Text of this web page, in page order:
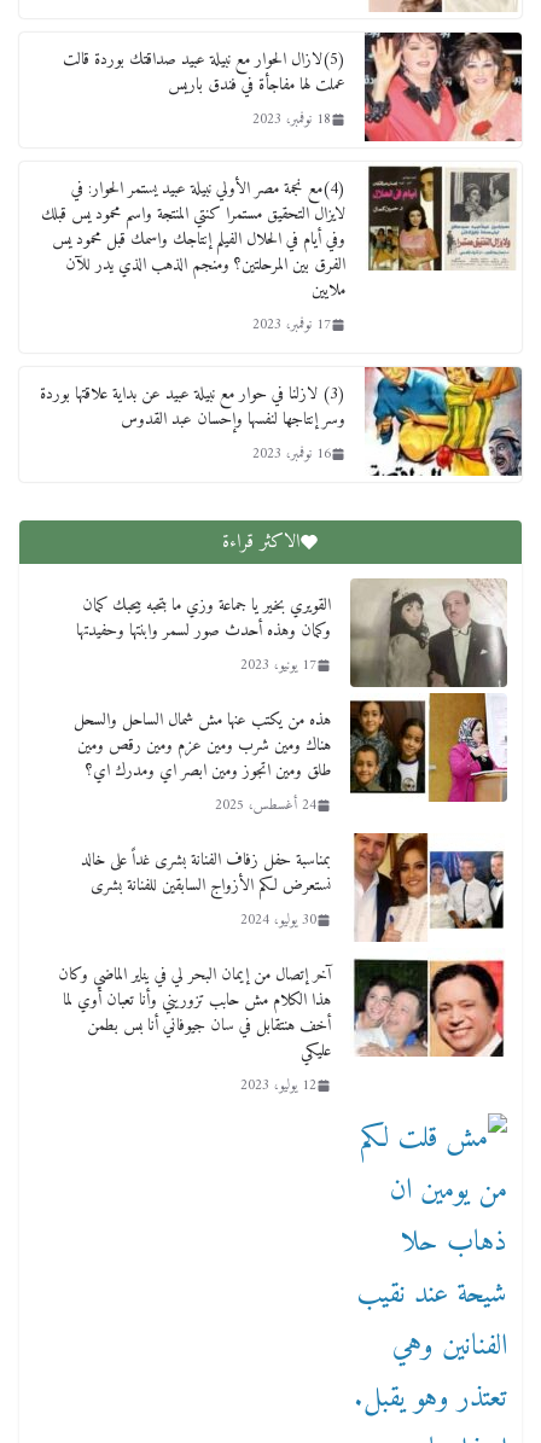
(5)لازال الحوار مع نبيلة عبيد صداقتك بوردة قالت
عملت لها مفاجأة في فندق باريس
18 نوفمبر، 2023
(4)مع نجمة مصر الأولي نبيلة عبيد يستمر الحوار: في
لايزال التحقيق مستمرا كنتي المنتجة واسم محمود يس قبلك
وفي أيام في الحلال الفيلم إنتاجك واسمك قبل محمود يس
الفرق بين المرحلتين؟ ومنجم الذهب الذي يدر للآن
ملايين
17 نوفمبر، 2023
(3) لازلنا في حوار مع نبيلة عبيد عن بداية علاقتها بوردة
وسر إنتاجها لنفسها وإحسان عبد القدوس
16 نوفمبر، 2023
الاكثر قراءة
القويري بخير يا جماعة وزي ما بتحبه بيحبك كمان
وكمان وهذه أحدث صور لسمر وابنتها وحفيدتها
17 يونيو، 2023
هذه من يكتب عنها مش شمال الساحل والسحل
هناك ومين شرب ومين عزم ومين رقص ومين
طلق ومين اتجوز ومين ابصر اي ومدرك اي؟
24 أغسطس، 2025
بمناسبة حفل زفاف الفنانة بشرى غداً على خالد
نستعرض لكم الأزواج السابقين للفنانة بشرى
30 يوليو، 2024
آخر إتصال من إيمان البحر لي في يناير الماضي وكان
هذا الكلام مش حابب تزوريني وأنا تعبان أوي لما
أخف هنتقابل في سان جيوفاني أنا بس بطمن
عليكي
12 يوليو، 2023